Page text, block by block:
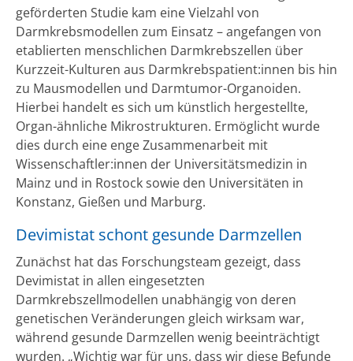
geförderten Studie kam eine Vielzahl von
Darmkrebsmodellen zum Einsatz – angefangen von
etablierten menschlichen Darmkrebszellen über
Kurzzeit-Kulturen aus Darmkrebspatient:innen bis hin
zu Mausmodellen und Darmtumor-Organoiden.
Hierbei handelt es sich um künstlich hergestellte,
Organ-ähnliche Mikrostrukturen. Ermöglicht wurde
dies durch eine enge Zusammenarbeit mit
Wissenschaftler:innen der Universitätsmedizin in
Mainz und in Rostock sowie den Universitäten in
Konstanz, Gießen und Marburg.
Devimistat schont gesunde Darmzellen
Zunächst hat das Forschungsteam gezeigt, dass
Devimistat in allen eingesetzten
Darmkrebszellmodellen unabhängig von deren
genetischen Veränderungen gleich wirksam war,
während gesunde Darmzellen wenig beeinträchtigt
wurden. „Wichtig war für uns, dass wir diese Befunde